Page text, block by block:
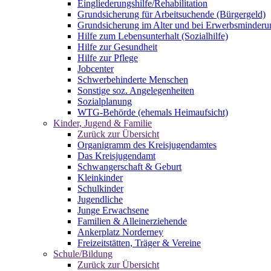
Eingliederungshilfe/Rehabilitation
Grundsicherung für Arbeitsuchende (Bürgergeld)
Grundsicherung im Alter und bei
Hilfe zum Lebensunterhalt (Sozialhilfe)
Hilfe zur Gesundheit
Hilfe zur Pflege
Jobcenter
Schwerbehinderte Menschen
Sonstige soz. Angelegenheiten
Sozialplanung
WTG-Behörde (ehemals Heimaufsicht)
Kinder, Jugend & Familie
Zurück zur Übersicht
Organigramm des Kreisjugendamtes
Das Kreisjugendamt
Schwangerschaft & Geburt
Kleinkinder
Schulkinder
Jugendliche
Junge Erwachsene
Familien & Alleinerziehende
Ankerplatz Norderney
Freizeitstätten, Träger & Vereine
Schule/Bildung
Zurück zur Übersicht